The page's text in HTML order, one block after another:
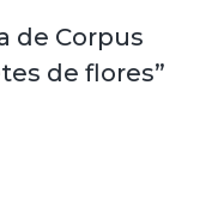
de Corpus
de flores”